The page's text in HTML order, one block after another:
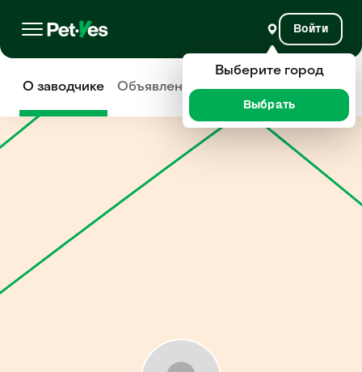
Войти
О заводчике Объявления Отзывы
Выберите город
Выбрать